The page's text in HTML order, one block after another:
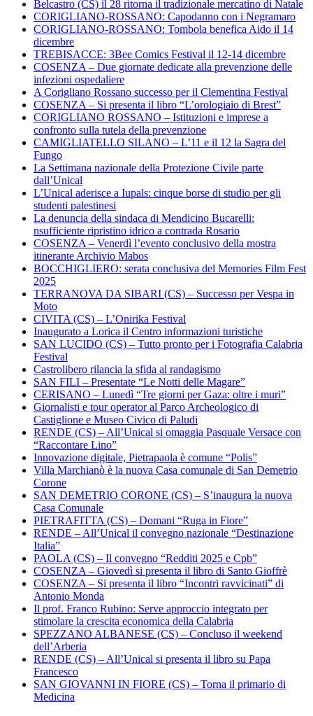
Belcastro (CS) il 28 ritorna il tradizionale mercatino di Natale
CORIGLIANO-ROSSANO: Capodanno con i Negramaro
CORIGLIANO-ROSSANO: Tombola benefica Aido il 14
dicembre
TREBISACCE: 3Bee Comics Festival il 12-14 dicembre
COSENZA – Due giornate dedicate alla prevenzione delle
infezioni ospedaliere
A Corigliano Rossano successo per il Clementina Festival
COSENZA – Si presenta il libro “L’orologiaio di Brest”
CORIGLIANO ROSSANO – Istituzioni e imprese a
confronto sulla tutela della prevenzione
CAMIGLIATELLO SILANO – L’11 e il 12 la Sagra del
Fungo
La Settimana nazionale della Protezione Civile parte
dall’Unical
L’Unical aderisce a Iupals: cinque borse di studio per gli
studenti palestinesi
La denuncia della sindaca di Mendicino Bucarelli:
nsufficiente ripristino idrico a contrada Rosario
COSENZA – Venerdì l’evento conclusivo della mostra
itinerante Archivio Mabos
BOCCHIGLIERO: serata conclusiva del Memories Film Fest
2025
TERRANOVA DA SIBARI (CS) – Successo per Vespa in
Moto
CIVITA (CS) – L’Onirika Festival
Inaugurato a Lorica il Centro informazioni turistiche
SAN LUCIDO (CS) – Tutto pronto per i Fotografia Calabria
Festival
Castrolibero rilancia la sfida al randagismo
SAN FILI – Presentate “Le Notti delle Magare”
CERISANO – Lunedì “Tre giorni per Gaza: oltre i muri”
Giornalisti e tour operator al Parco Archeologico di
Castiglione e Museo Civico di Paludi
RENDE (CS) – All’Unical si omaggia Pasquale Versace con
“Raccontare Lino”
Innovazione digitale, Pietrapaola è comune “Polis”
Villa Marchianò è la nuova Casa comunale di San Demetrio
Corone
SAN DEMETRIO CORONE (CS) – S’inaugura la nuova
Casa Comunale
PIETRAFITTA (CS) – Domani “Ruga in Fiore”
RENDE – All’Unical il convegno nazionale “Destinazione
Italia”
PAOLA (CS) – Il convegno “Redditi 2025 e Cpb”
COSENZA – Giovedì si presenta il libro di Santo Gioffrè
COSENZA – Si presenta il libro “Incontri ravvicinati” di
Antonio Monda
Il prof. Franco Rubino: Serve approccio integrato per
stimolare la crescita economica della Calabria
SPEZZANO ALBANESE (CS) – Concluso il weekend
dell’Arberia
RENDE (CS) – All’Unical si presenta il libro su Papa
Francesco
SAN GIOVANNI IN FIORE (CS) – Torna il primario di
Medicina